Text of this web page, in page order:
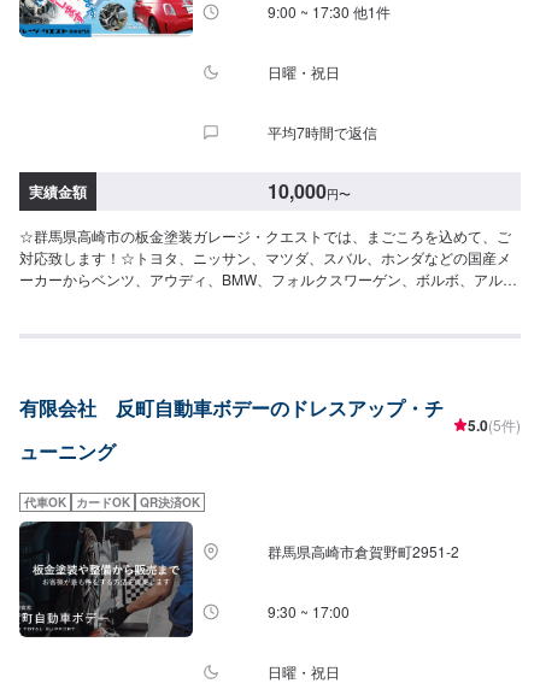
9:00 ~ 17:30 他1件
日曜・祝日
平均7時間で返信
実績金額 10,000円〜
☆群馬県高崎市の板金塗装ガレージ・クエストでは、まごころを込めて、ご
対応致します！☆トヨタ、ニッサン、マツダ、スバル、ホンダなどの国産メ
ーカーからベンツ、アウディ、BMW、フォルクスワーゲン、ボルボ、アルフ
お客様のほとんどがリピーターさんやご紹介、口コミを見て・聞いて来られ
---------------------------------------------【1】オファーにてお問い合わせ【2】お見
積り【3】お見積りにご納得いただければ作業開始【4】仕上がり次第納車☆
納期について☆納期につきましては、現車確認・作業内容により決定いたし
は可能です！オファーの際、備考欄にて持ち込みパーツの詳細をご入力くだ
さい！☆代車について☆代車無料貸出いたします！※燃料代はお客様にご負担
いただきます。ご了承ください。【定休日・営業時間】定休日：日曜日、祝
日営業時間：9:00~18:30
有限会社 反町自動車ボデーのドレスアップ・チ
ューニング
5.0(5件)
代車OK カードOK QR決済OK
群馬県高崎市倉賀野町2951‐2
9:30 ~ 17:00
日曜・祝日